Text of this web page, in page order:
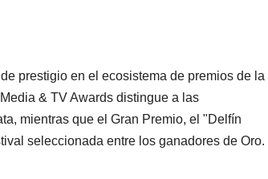
prestigio en el ecosistema de premios de la
& TV Awards distingue a las
mientras que el Gran Premio, el "Delfín
seleccionada entre los ganadores de Oro.